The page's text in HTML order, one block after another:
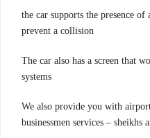
the car supports the presence
prevent a collision
The car also has a screen that
systems
We also provide you with
businessmen services – sheikhs